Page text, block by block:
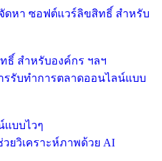
ธิ์ สำหรับองค์กร ฯลฯ
แบบไวๆ